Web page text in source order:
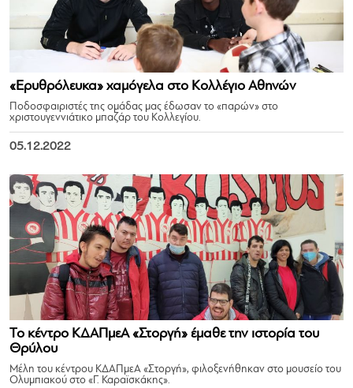
«Ερυθρόλευκα» χαμόγελα στο Κολλέγιο Αθηνών
Ποδοσφαιριστές της ομάδας μας έδωσαν το «παρών» στο
χριστουγεννιάτικο μπαζάρ του Κολλεγίου.
05.12.2022
Το κέντρο ΚΔΑΠμεΑ «Στοργή» έμαθε την ιστορία του
Θρύλου
Μέλη του κέντρου ΚΔΑΠμεΑ «Στοργή», φιλοξενήθηκαν στο μουσείο του
Ολυμπιακού στο «Γ. Καραϊσκάκης».